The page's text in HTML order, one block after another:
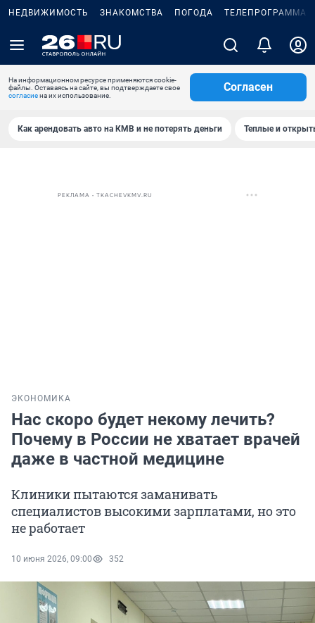
НЕДВИЖИМОСТЬ ЗНАКОМСТВА ПОГОДА ТЕЛЕПРОГРАММА
На информационном ресурсе применяются cookie-
файлы. Оставаясь на сайте, вы подтверждаете свое
согласиена их использование.
Согласен
Как арендовать авто на КМВ и не потерять деньги Теплые и
РЕКЛАМА • TKACHEVKMV.RU
ЭКОНОМИКА
Нас скоро будет некому лечить?
Почему в России не хватает врачей
даже в частной медицине
Клиники пытаются заманивать
специалистов высокими зарплатами, но это
не работает
10 июня 2026, 09:00 352